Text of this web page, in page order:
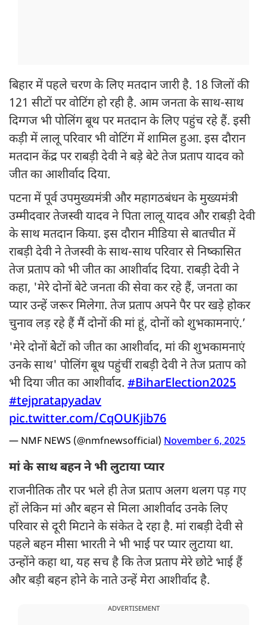
बिहार में पहले चरण के लिए मतदान जारी है. 18 जिलों की
121 सीटों पर वोटिंग हो रही है. आम जनता के साथ-साथ
दिग्गज भी पोलिंग बूथ पर मतदान के लिए पहुंच रहे हैं. इसी
कड़ी में लालू परिवार भी वोटिंग में शामिल हुआ. इस दौरान
मतदान केंद्र पर राबड़ी देवी ने बड़े बेटे तेज प्रताप यादव को
जीत का आशीर्वाद दिया.
पटना में पूर्व उपमुख्यमंत्री और महागठबंधन के मुख्यमंत्री
उम्मीदवार तेजस्वी यादव ने पिता लालू यादव और राबड़ी देवी
के साथ मतदान किया. इस दौरान मीडिया से बातचीत में
राबड़ी देवी ने तेजस्वी के साथ-साथ परिवार से निष्कासित
तेज प्रताप को भी जीत का आशीर्वाद दिया. राबड़ी देवी ने
कहा, 'मेरे दोनों बेटे जनता की सेवा कर रहे हैं, जनता का
प्यार उन्हें जरूर मिलेगा. तेज प्रताप अपने पैर पर खड़े होकर
चुनाव लड़ रहे हैं मैं दोनों की मां हूं, दोनों को शुभकामनाएं.’
'मेरे दोनों बेेटों को जीत का आशीर्वाद, मां की शुभकामनाएं
उनके साथ' पोलिंग बूथ पहुंचीं राबड़ी देवी ने तेज प्रताप को
भी दिया जीत का आशीर्वाद. #BiharElection2025
#tejpratapyadav
pic.twitter.com/CqOUKjib76
— NMF NEWS (@nmfnewsofficial) November 6, 2025
मां के साथ बहन ने भी लुटाया प्यार
राजनीतिक तौर पर भले ही तेज प्रताप अलग थलग पड़ गए
हों लेकिन मां और बहन से मिला आशीर्वाद उनके लिए
परिवार से दूरी मिटाने के संकेत दे रहा है. मां राबड़ी देवी से
पहले बहन मीसा भारती ने भी भाई पर प्यार लुटाया था.
उन्होंने कहा था, यह सच है कि तेज प्रताप मेरे छोटे भाई हैं
और बड़ी बहन होने के नाते उन्हें मेरा आशीर्वाद है.
ADVERTISEMENT